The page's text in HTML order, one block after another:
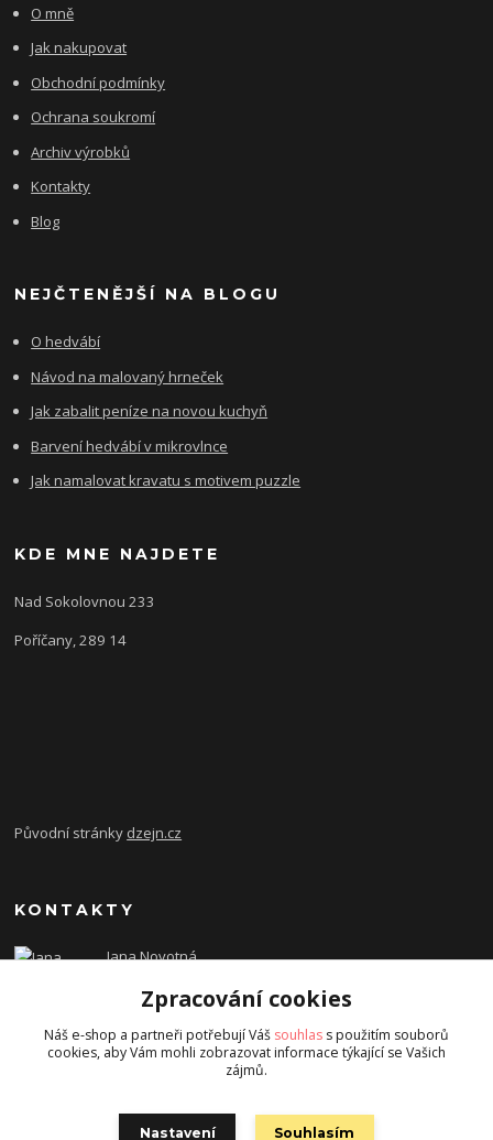
O mně
Jak nakupovat
Obchodní podmínky
Ochrana soukromí
Archiv výrobků
Kontakty
Blog
NEJČTENĚJŠÍ NA BLOGU
O hedvábí
Návod na malovaný hrneček
Jak zabalit peníze na novou kuchyň
Barvení hedvábí v mikrovlnce
Jak namalovat kravatu s motivem puzzle
KDE MNE NAJDETE
Nad Sokolovnou 233
Poříčany, 289 14
Původní stránky dzejn.cz
KONTAKTY
Jana Novotná
dzejn.n@email.cz
Zpracování cookies
Náš e-shop a partneři potřebují Váš souhlas s použitím souborů
cookies, aby Vám mohli zobrazovat informace týkající se Vašich
zájmů.
Nastavení Souhlasím